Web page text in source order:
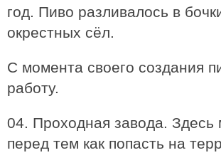
год. Пиво разливалось в
окрестных сёл.
С момента своего создания
работу.
04. Проходная завода.
перед тем как попасть на